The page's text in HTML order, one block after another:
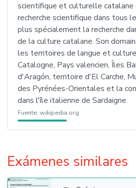
scientifique et culturelle
recherche scientifique dans tous
plus spécialement la recherche
de la culture catalane. Son
les territoires de langue et
Catalogne, Pays valencien, Îles
d'Aragón, territoire d'El Carche,
des Pyrénées-Orientales et la
dans l'île italienne de Sardaigne.
Fuente: wikipedia.org
Exámenes similares